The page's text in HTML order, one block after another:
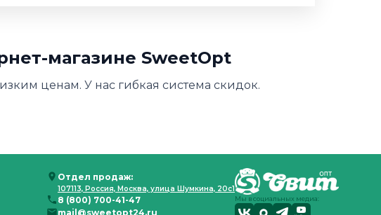
магазине SweetOpt
ценам. У нас гибкая система скидок.
Отдел продаж:
107113, Россия, Москва, улица Шумкина, 20с1
8 (800) 700-41-47
mail@sweetopt24.ru
Мы в социальных медиа: